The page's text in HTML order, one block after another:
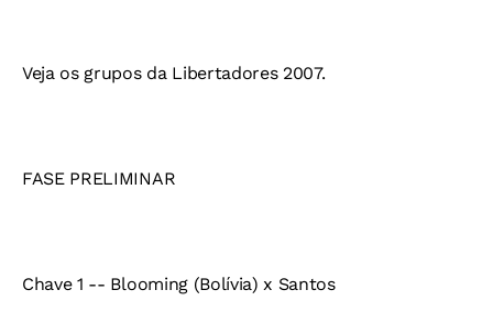
Veja os grupos da Libertadores 2007.
FASE PRELIMINAR
Chave 1 -- Blooming (Bolívia) x Santos